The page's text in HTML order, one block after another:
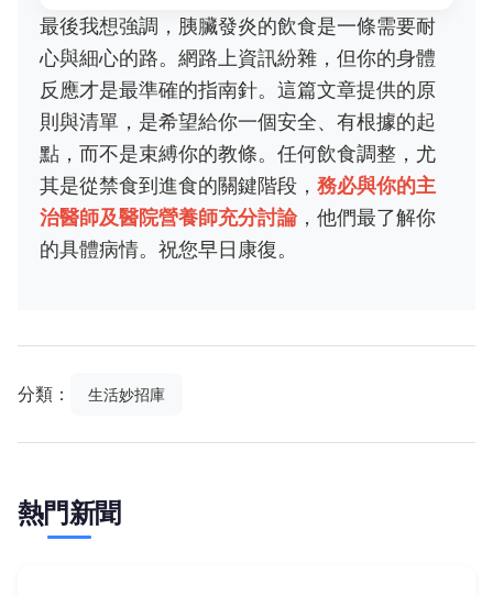
最後我想強調，胰臟發炎的飲食是一條需要耐
心與細心的路。網路上資訊紛雜，但你的身體
反應才是最準確的指南針。這篇文章提供的原
則與清單，是希望給你一個安全、有根據的起
點，而不是束縛你的教條。任何飲食調整，尤
其是從禁食到進食的關鍵階段， 務必與你的主
治醫師及醫院營養師充分討論，他們最了解你
的具體病情。祝您早日康復。
分類： 生活妙招庫
熱門新聞